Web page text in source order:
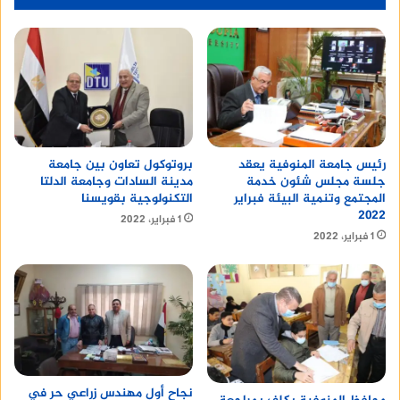
Mate 20 Pro
رئيس جامعة المنوفية يعقد
جلسة مجلس شئون خدمة
المجتمع وتنمية البيئة فبراير
٢٠٢٢
1 فبراير، 2022
بروتوكول تعاون بين جامعة
مدينة السادات وجامعة الدلتا
التكنولوجية بقويسنا
1 فبراير، 2022
نجاح أول مهندس زراعي حر في